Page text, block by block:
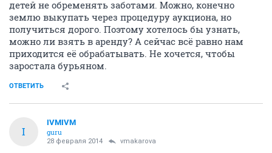
детей не обременять заботами. Можно, конечно
землю выкупать через процедуру аукциона, но
получиться дорого. Поэтому хотелось бы узнать,
можно ли взять в аренду? А сейчас всё равно нам
приходится её обрабатывать. Не хочется, чтобы
заростала бурьяном.
ОТВЕТИТЬ
I
IVMIVM
guru
28 февраля 2014 vmakarova